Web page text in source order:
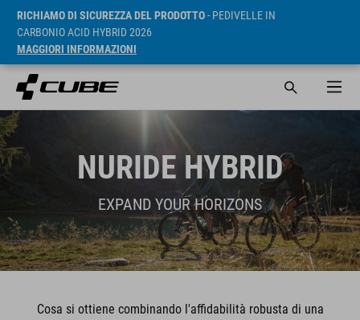
RICHIAMO DI SICUREZZA DEL PRODOTTO- PEDIVELLE IN
CARBONIO ACID HYBRID 2026
MAGGIORI INFORMAZIONI
NURIDE HYBRID
EXPAND YOUR HORIZONS
Cosa si ottiene combinando l'affidabilità robusta di una